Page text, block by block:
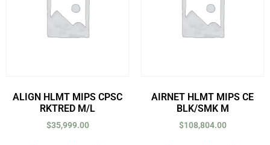
ALIGN HLMT MIPS CPSC
RKTRED M/L
$35,999.00
AIRNET HLMT MIPS CE
BLK/SMK M
$108,804.00